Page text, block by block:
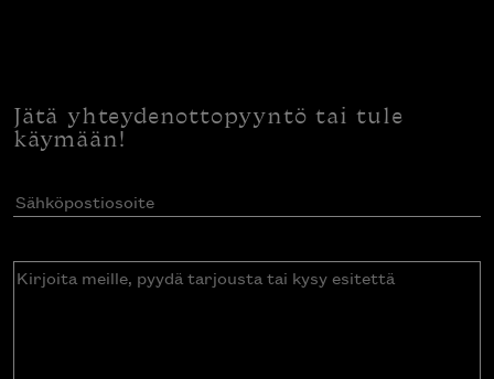
Jätä yhteydenottopyyntö tai tule
käymään!
Sähköpostiosoite(Pakollinen)
Kirjoita